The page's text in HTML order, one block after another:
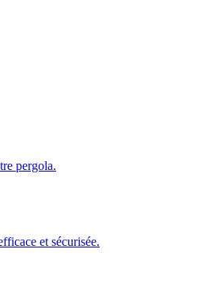
pergola.
et sécurisée.